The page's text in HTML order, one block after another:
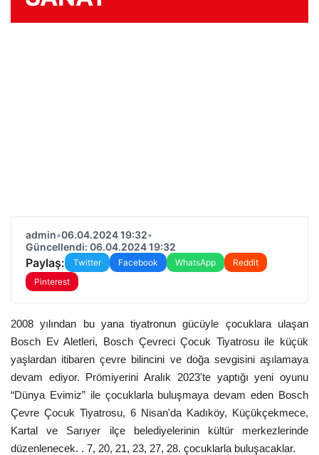
admin•06.04.2024 19:32•
Güncellendi: 06.04.2024 19:32
Paylaş: Twitter Facebook WhatsApp
Reddit
Pinterest
2008 yılından bu yana tiyatronun gücüyle çocuklara ulaşan
Bosch Ev Aletleri, Bosch Çevreci Çocuk Tiyatrosu ile küçük
yaşlardan itibaren çevre bilincini ve doğa sevgisini aşılamaya
devam ediyor. Prömiyerini Aralık 2023'te yaptığı yeni oyunu
“Dünya Evimiz” ile çocuklarla buluşmaya devam eden Bosch
Çevre Çocuk Tiyatrosu, 6 Nisan'da Kadıköy, Küçükçekmece,
Kartal ve Sarıyer ilçe belediyelerinin kültür merkezlerinde
düzenlenecek. . 7, 20, 21, 23, 27, 28. çocuklarla buluşacaklar.